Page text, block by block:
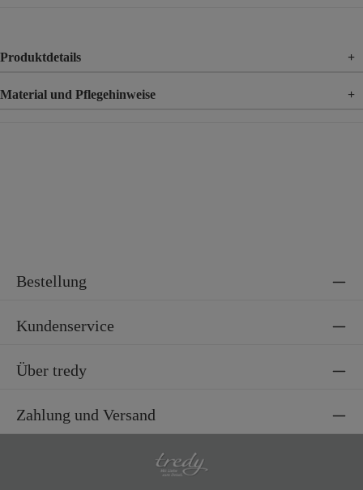
Produktdetails +
Material und Pflegehinweise +
Bestellung
Kundenservice
Über tredy
Zahlung und Versand